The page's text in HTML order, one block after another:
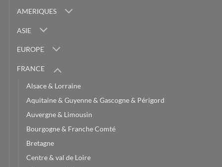
AMERIQUES
ASIE
EUROPE
FRANCE
Alsace & Lorraine
Aquitaine & Guyenne & Gascogne & Périgord
Auvergne & Limousin
Bourgogne & Franche Comté
Bretagne
Centre & val de Loire